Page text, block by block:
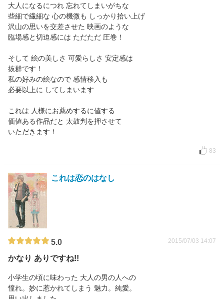
大人になるにつれ 忘れてしまいがちな
些細で繊細な 心の機微も しっかり拾い上げ
沢山の思いを交差させた 映画のような
臨場感と切迫感には ただただ 圧巻！
そして 絵の美しさ 可愛らしさ 安定感は
抜群です！
私の好みの絵なので 感情移入も
必要以上に してしまいます
これは 人様にお薦めするに値する
価値ある作品だと 太鼓判を押させて
いただきます！
83
これは恋のはなし
5.0 2015/07/03 14:07
かなり ありですね!!
小学生の頃に味わった 大人の男の人への
憧れ。妙に惹かれてしまう 魅力。純愛。